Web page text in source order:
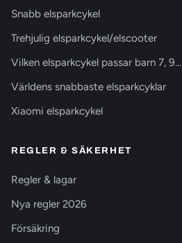
Snabb elsparkcykel
Trehjulig elsparkcykel/elscooter
Vilken elsparkcykel passar barn 7, 9…
Världens snabbaste elsparkcyklar
Xiaomi elsparkcykel
REGLER & SÄKERHET
Regler & lagar
Nya regler 2026
Försäkring